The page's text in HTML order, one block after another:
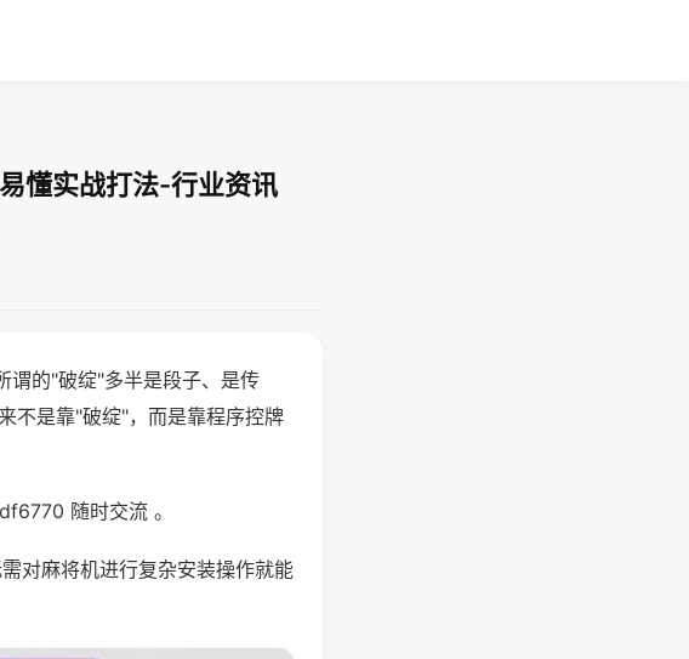
懂实战打法-行业资讯
谓的"破绽"多半是段子、是传
不是靠"破绽"，而是靠程序控牌
随时交流 。
对麻将机进行复杂安装操作就能